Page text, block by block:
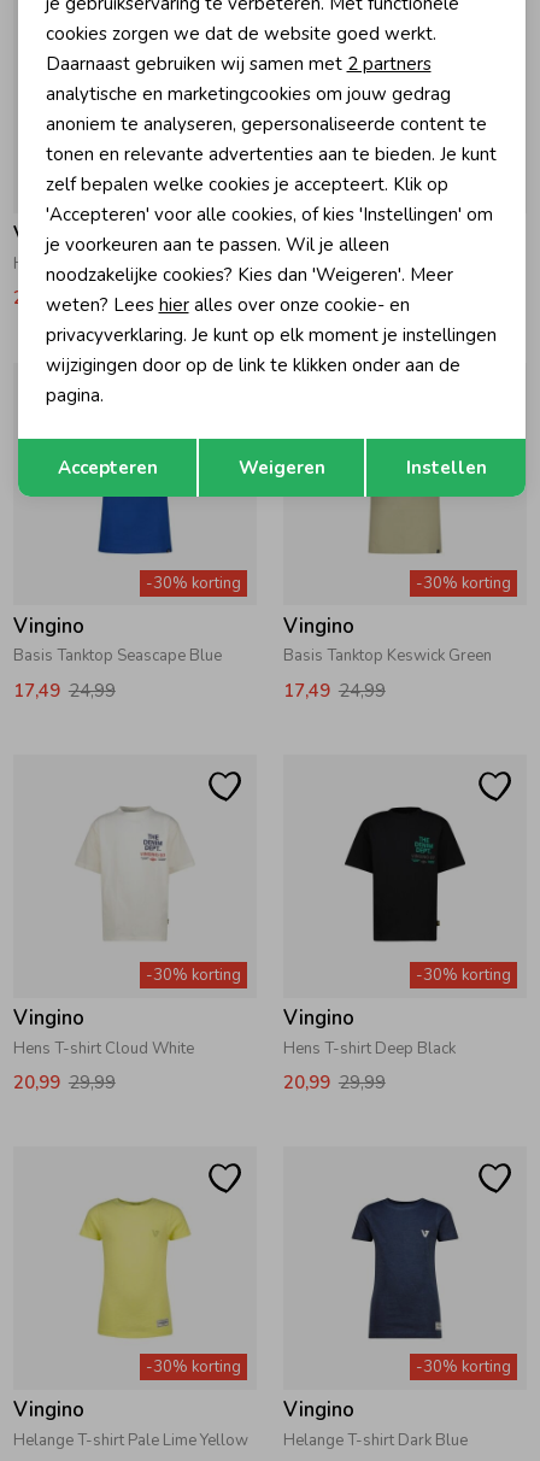
-30% korting
Vingino
Haris T-shirt Dune Sand
24,49 34,99
-30% korting
Vingino
Basis Tanktop Dark Blue
17,49 24,99
-30% korting
Vingino
Basis Tanktop Seascape Blue
17,49 24,99
-30% korting
Vingino
Basis Tanktop Keswick Green
17,49 24,99
-30% korting
Vingino
Hens T-shirt Cloud White
20,99 29,99
-30% korting
Vingino
Hens T-shirt Deep Black
20,99 29,99
-30% korting
Vingino
Helange T-shirt Pale Lime Yellow
-30% korting
Vingino
Helange T-shirt Dark Blue
Analytische cookies
Marketing cookies
Terug Opslaan
cookies zorgen we dat de website goed werkt.
Daarnaast gebruiken wij samen met 2 partners
analytische en marketingcookies om jouw gedrag
anoniem te analyseren, gepersonaliseerde content te
tonen en relevante advertenties aan te bieden. Je kunt
zelf bepalen welke cookies je accepteert. Klik op
'Accepteren' voor alle cookies, of kies 'Instellingen' om
je voorkeuren aan te passen. Wil je alleen
noodzakelijke cookies? Kies dan 'Weigeren'. Meer
weten? Lees hieralles over onze cookie- en
privacyverklaring. Je kunt op elk moment je instellingen
wijzigingen door op de link te klikken onder aan de
pagina.
Accepteren Weigeren Instellen